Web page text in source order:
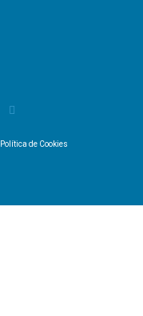
Política de Cookies